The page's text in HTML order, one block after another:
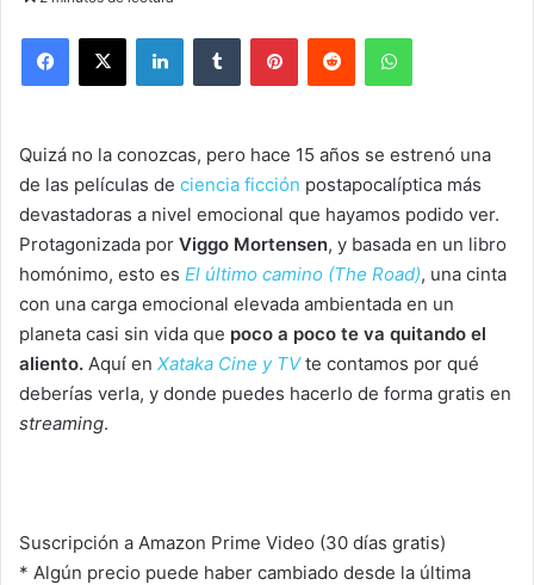
Quizá no la conozcas, pero hace 15 años se estrenó una
de las películas de ciencia ficción postapocalíptica más
devastadoras a nivel emocional que hayamos podido ver.
Protagonizada por Viggo Mortensen, y basada en un libro
homónimo, esto es El último camino (The Road), una cinta
con una carga emocional elevada ambientada en un
planeta casi sin vida que poco a poco te va quitando el
aliento. Aquí en Xataka Cine y TVte contamos por qué
deberías verla, y donde puedes hacerlo de forma gratis en
streaming.
Suscripción a Amazon Prime Video (30 días gratis)
* Algún precio puede haber cambiado desde la última